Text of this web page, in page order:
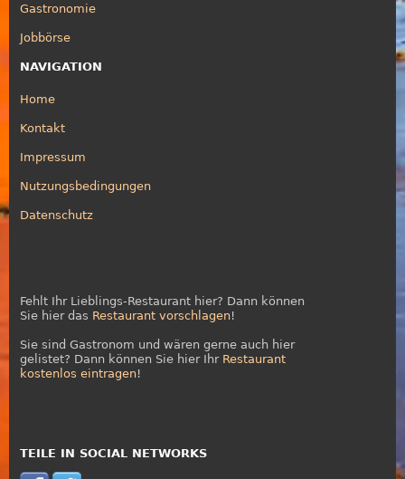
Gastronomie
Jobbörse
NAVIGATION
Home
Kontakt
Impressum
Nutzungsbedingungen
Datenschutz
Fehlt Ihr Lieblings-Restaurant hier? Dann können
Sie hier das Restaurant vorschlagen!
Sie sind Gastronom und wären gerne auch hier
gelistet? Dann können Sie hier Ihr Restaurant
kostenlos eintragen!
TEILE IN SOCIAL NETWORKS